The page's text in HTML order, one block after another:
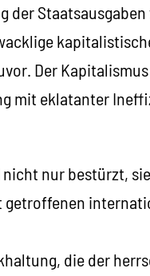
der
Der
mit eklatanter
nur bestürzt,
getroffenen
die der